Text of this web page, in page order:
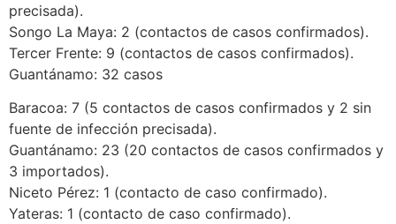
precisada).
Songo La Maya: 2 (contactos de casos confirmados).
Tercer Frente: 9 (contactos de casos confirmados).
Guantánamo: 32 casos
Baracoa: 7 (5 contactos de casos confirmados y 2 sin
fuente de infección precisada).
Guantánamo: 23 (20 contactos de casos confirmados y
3 importados).
Niceto Pérez: 1 (contacto de caso confirmado).
Yateras: 1 (contacto de caso confirmado).